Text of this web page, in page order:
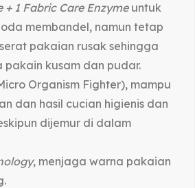
1 Fabric Care Enzymeuntuk
membandel, namun tetap
pakaian rusak sehingga
pakain kusam dan pudar.
Organism Fighter), mampu
dan hasil cucian higienis dan
dijemur di dalam
, menjaga warna pakaian